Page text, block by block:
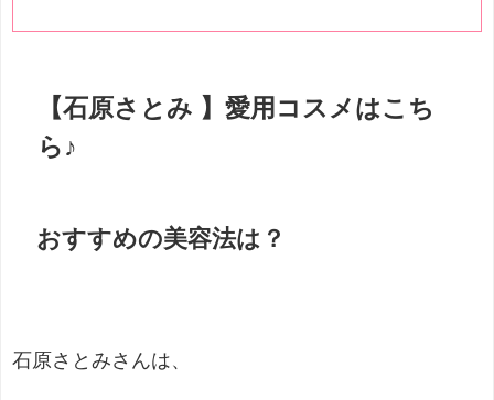
【石原さとみ 】愛用コスメはこち
ら♪
おすすめの美容法は？
石原さとみさんは、